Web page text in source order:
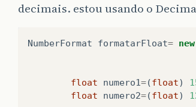
decimais. estou usando o
NumberFormat formatarFloat= new
float numero1=(float)
float
numero2=(float)